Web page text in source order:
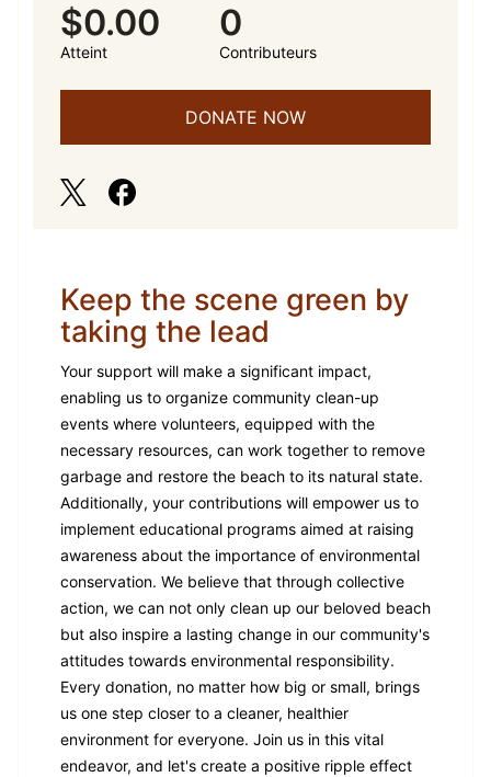
$0.00
Atteint
0
Contributeurs
DONATE NOW
Keep the scene green by
taking the lead
Your support will make a significant impact,
enabling us to organize community clean-up
events where volunteers, equipped with the
necessary resources, can work together to remove
garbage and restore the beach to its natural state.
Additionally, your contributions will empower us to
implement educational programs aimed at raising
awareness about the importance of environmental
conservation. We believe that through collective
action, we can not only clean up our beloved beach
but also inspire a lasting change in our community's
attitudes towards environmental responsibility.
Every donation, no matter how big or small, brings
us one step closer to a cleaner, healthier
environment for everyone. Join us in this vital
endeavor, and let's create a positive ripple effect